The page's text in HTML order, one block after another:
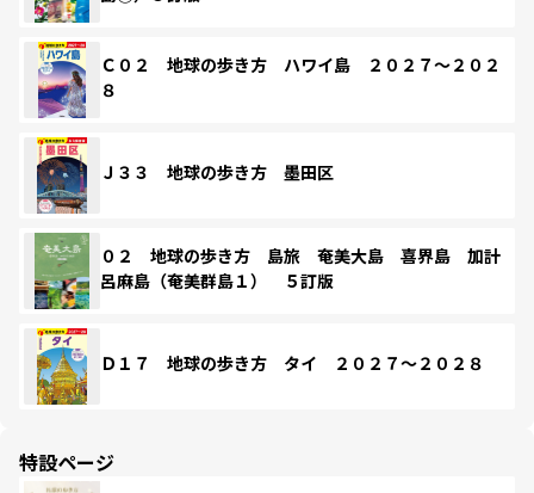
Ｃ０２ 地球の歩き方 ハワイ島 ２０２７～２０２
８
Ｊ３３ 地球の歩き方 墨田区
０２ 地球の歩き方 島旅 奄美大島 喜界島 加計
呂麻島（奄美群島１） ５訂版
Ｄ１７ 地球の歩き方 タイ ２０２７～２０２８
特設ページ